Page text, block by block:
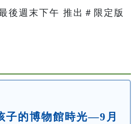
後週末下午 推出＃限定版
子的博物館時光—9月